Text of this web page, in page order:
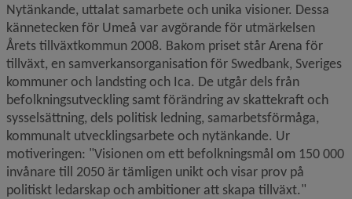
Nytänkande, uttalat samarbete och unika visioner. Dessa
kännetecken för Umeå var avgörande för utmärkelsen
Årets tillväxtkommun 2008. Bakom priset står Arena för
tillväxt, en samverkansorganisation för Swedbank, Sveriges
kommuner och landsting och Ica. De utgår dels från
befolkningsutveckling samt förändring av skattekraft och
syssel­sättning, dels politisk ledning, samarbetsförmåga,
kommunalt utvecklingsarbete och nytänkande. Ur
motiveringen: "Visionen om ett befolkningsmål om 150 000
invånare till 2050 är tämligen unikt och visar prov på
politiskt ledarskap och ambitioner att skapa tillväxt."